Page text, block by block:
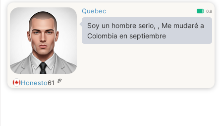
Quebec 0.8
Soy un hombre serio, , Me mudaré a
Colombia en septiembre
Honesto61 岁